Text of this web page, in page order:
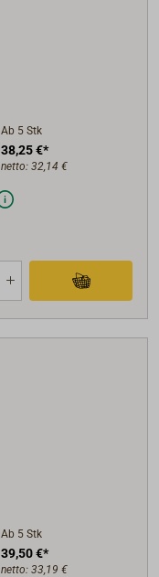
Ab 5 Stk
38,25 €*
netto: 32,14 €
Ab 5 Stk
39,50 €*
netto: 33,19 €